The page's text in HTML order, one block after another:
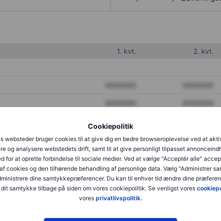
Cookiepolitik
websteder bruger cookies til at give dig en bedre browseroplevelse ved at
og analysere webstedets drift, samt til at give personligt tilpasset
for at oprette forbindelse til sociale medier. Ved at vælge "Acceptér alle"
cookies og den tilhørende behandling af personlige data. Vælg "Administrer
dine samtykkepræferencer. Du kan til enhver tid ændre dine
samtykke tilbage på siden om vores cookiepolitik. Se venligst vores
vores privatlivspolitik.
1. kvt. 2. kvt.
XXXXXXX XXXXXXX
XXXXXXX